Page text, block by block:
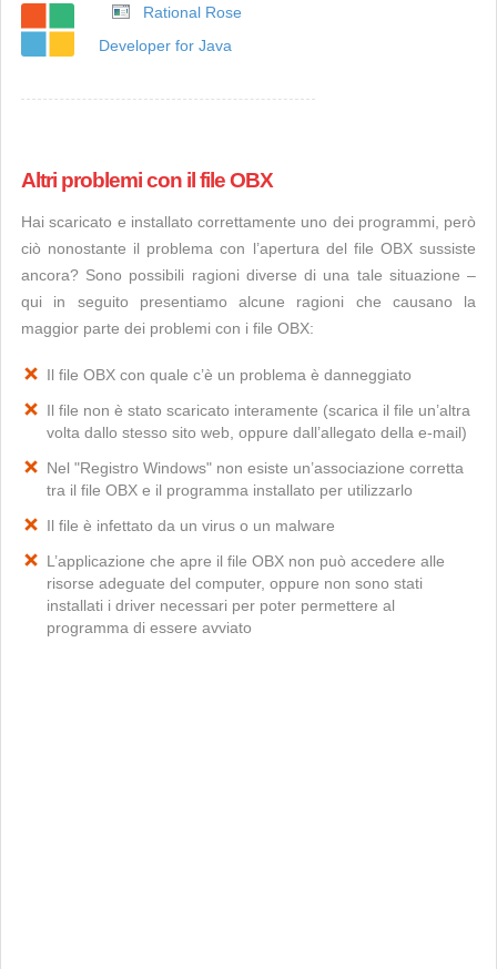
Rational Rose
Developer for Java
Altri problemi con il file OBX
Hai scaricato e installato correttamente uno dei programmi, però
ciò nonostante il problema con l’apertura del file OBX sussiste
ancora? Sono possibili ragioni diverse di una tale situazione –
qui in seguito presentiamo alcune ragioni che causano la
maggior parte dei problemi con i file OBX:
Il file OBX con quale c’è un problema è danneggiato
Il file non è stato scaricato interamente (scarica il file un’altra
volta dallo stesso sito web, oppure dall’allegato della e-mail)
Nel "Registro Windows" non esiste un’associazione corretta
tra il file OBX e il programma installato per utilizzarlo
Il file è infettato da un virus o un malware
L’applicazione che apre il file OBX non può accedere alle
risorse adeguate del computer, oppure non sono stati
installati i driver necessari per poter permettere al
programma di essere avviato